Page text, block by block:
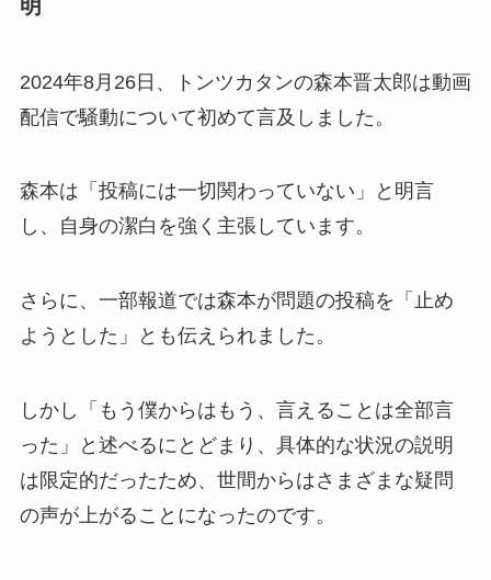
明
2024年8月26日、トンツカタンの森本晋太郎は動画
配信で騒動について初めて言及しました。
森本は「投稿には一切関わっていない」と明言
し、自身の潔白を強く主張しています。
さらに、一部報道では森本が問題の投稿を「止め
ようとした」とも伝えられました。
しかし「もう僕からはもう、言えることは全部言
った」と述べるにとどまり、具体的な状況の説明
は限定的だったため、世間からはさまざまな疑問
の声が上がることになったのです。